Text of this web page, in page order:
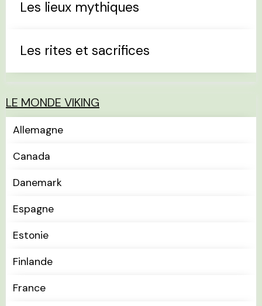
Les lieux mythiques
Les rites et sacrifices
LE MONDE VIKING
Allemagne
Canada
Danemark
Espagne
Estonie
Finlande
France